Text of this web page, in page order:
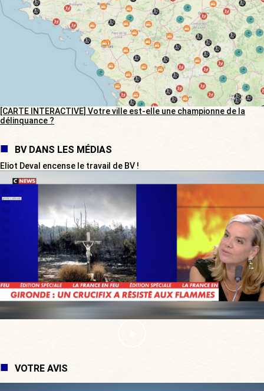
[CARTE INTERACTIVE] Votre ville est-elle une championne de la
délinquance ?
BV DANS LES MÉDIAS
Eliot Deval encense le travail de BV !
VOTRE AVIS